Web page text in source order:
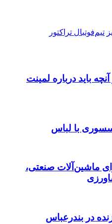
تیم‌فوتبال تراکتور
باید درباره لمینت
با لباس
ماشین‌آلات صنعتی،
در بندرعباس